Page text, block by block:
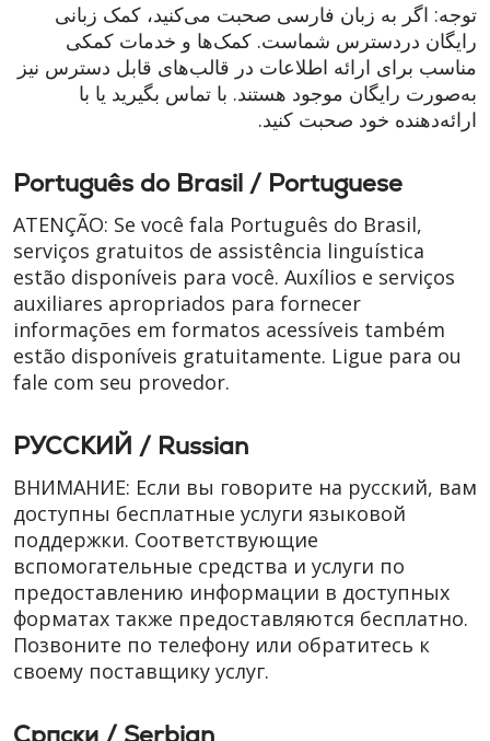
توجه: اگر به زبان فارسی صحبت می‌کنید، کمک زبانی
رایگان دردسترس شماست. کمک‌ها و خدمات کمکی
مناسب برای ارائه اطلاعات در قالب‌های قابل دسترس نیز
به‌صورت رایگان موجود هستند. با تماس بگیرید یا با
ارائه‌دهنده خود صحبت کنید.
Português do Brasil / Portuguese
ATENÇÃO: Se você fala Português do Brasil,
serviços gratuitos de assistência linguística
estão disponíveis para você. Auxílios e serviços
auxiliares apropriados para fornecer
informações em formatos acessíveis também
estão disponíveis gratuitamente. Ligue para ou
fale com seu provedor.
РУССКИЙ / Russian
ВНИМАНИЕ: Если вы говорите на русский, вам
доступны бесплатные услуги языковой
поддержки. Соответствующие
вспомогательные средства и услуги по
предоставлению информации в доступных
форматах также предоставляются бесплатно.
Позвоните по телефону или обратитесь к
своему поставщику услуг.